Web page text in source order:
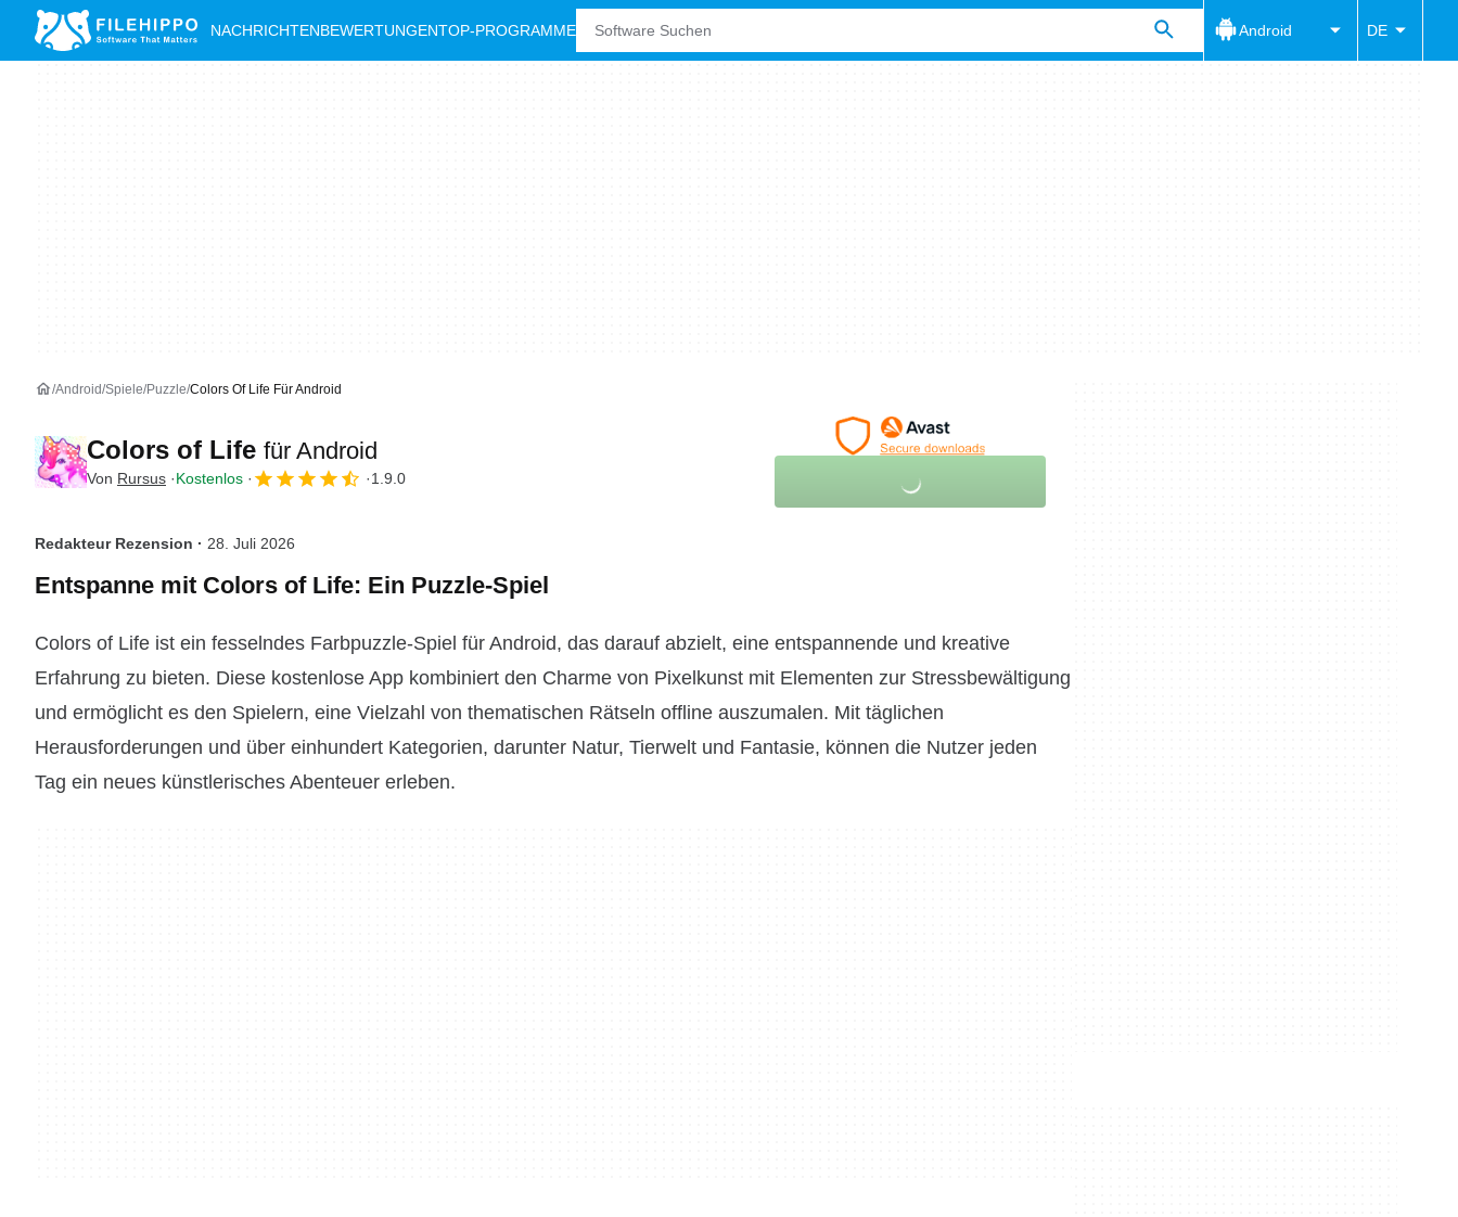
NACHRICHTENBEWERTUNGENTOP-PROGRAMME Android DE
Android Spiele Puzzle Colors Of Life Für Android
Colors of Life für Android
Von Rursus Kostenlos 1.9.0
Redakteur Rezension · 28. Juli 2026
Entspanne mit Colors of Life: Ein Puzzle-Spiel
Colors of Life ist ein fesselndes Farbpuzzle-Spiel für Android, das darauf abzielt, eine entspannende und kreative
Erfahrung zu bieten. Diese kostenlose App kombiniert den Charme von Pixelkunst mit Elementen zur Stressbewältigung
und ermöglicht es den Spielern, eine Vielzahl von thematischen Rätseln offline auszumalen. Mit täglichen
Herausforderungen und über einhundert Kategorien, darunter Natur, Tierwelt und Fantasie, können die Nutzer jeden
Tag ein neues künstlerisches Abenteuer erleben.